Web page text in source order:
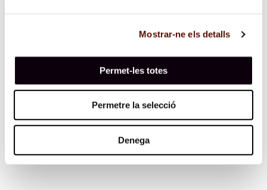
Mostrar-ne els detalls
Permet-les totes
Permetre la selecció
Denega
espíritu que prevalecía en Cataluña en el momento en
que se producía la virulenta partición de la India que
siguió a la independencia del Imperio británico.